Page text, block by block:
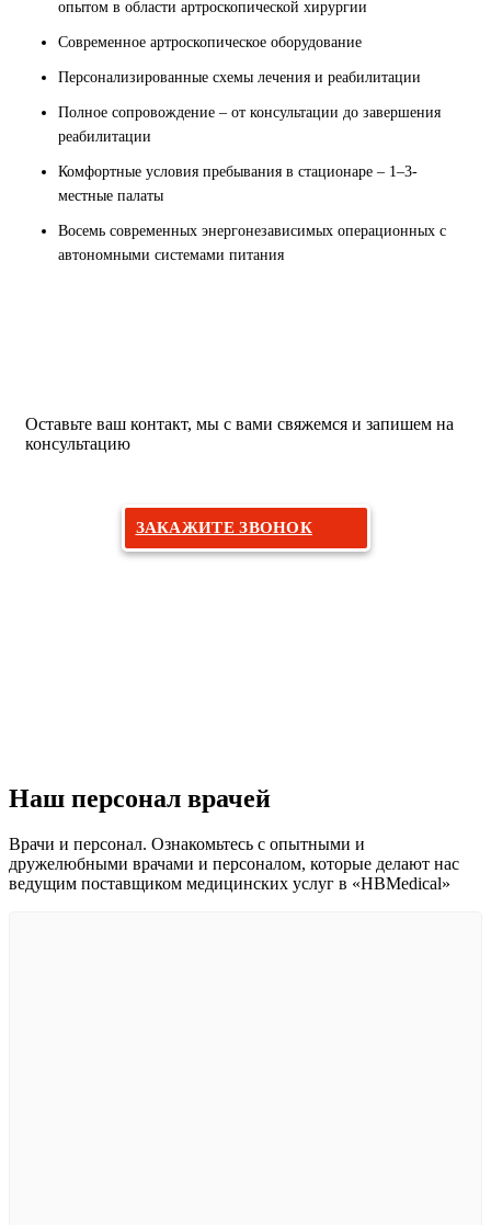
опытом в области артроскопической хирургии
Современное артроскопическое оборудование
Персонализированные схемы лечения и реабилитации
Полное сопровождение – от консультации до завершения
реабилитации
Комфортные условия пребывания в стационаре – 1–3-
местные палаты
Восемь современных энергонезависимых операционных с
автономными системами питания
Оставьте ваш контакт, мы с вами свяжемся и запишем на
консультацию
ЗАКАЖИТЕ ЗВОНОК
Наш персонал врачей
Врачи и персонал. Ознакомьтесь с опытными и
дружелюбными врачами и персоналом, которые делают нас
ведущим поставщиком медицинских услуг в «HBMedical»